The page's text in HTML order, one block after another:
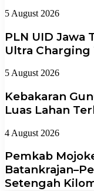
5 August 2026
PLN UID Jawa
Ultra Charging
5 August 2026
Kebakaran
Luas Lahan
4 August 2026
Pemkab
Setengah